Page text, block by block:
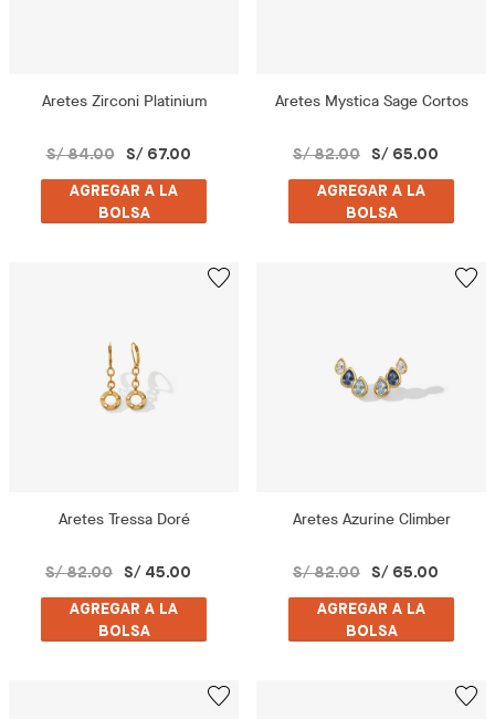
Aretes Zirconi Platinium
S/ 84.00 S/ 67.00
AGREGAR A LA
BOLSA
Aretes Mystica Sage Cortos
S/ 82.00 S/ 65.00
AGREGAR A LA
BOLSA
Aretes Tressa Doré
S/ 82.00 S/ 45.00
AGREGAR A LA
BOLSA
Aretes Azurine Climber
S/ 82.00 S/ 65.00
AGREGAR A LA
BOLSA